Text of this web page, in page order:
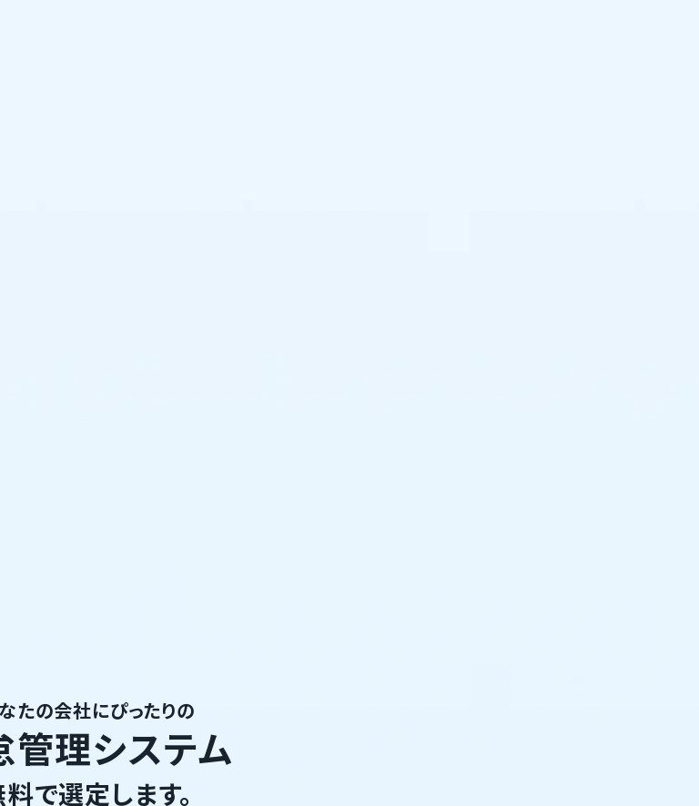
たの会社にぴったりの
管理システム
で選定します。